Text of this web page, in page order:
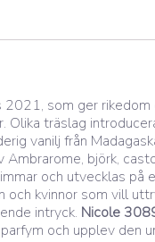
som ger
träslag
vanilj från
björk,
och utvecklas på
kvinnor som vill
intryck. Nicole
och upplev den